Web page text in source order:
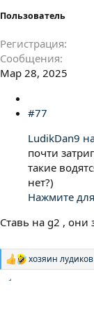
Пользователь
Регистрация
Сообщения
Мар 28, 2025
#77
LudikDan9
почти
такие
нет?)
Нажмите
Ставь на g2 , они
Р
хозяин лудиков